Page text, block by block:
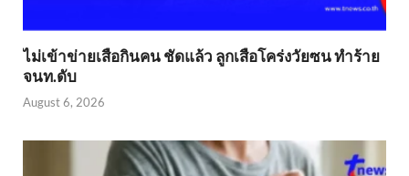
ไม่เข้าข่าย​เสือกินคน ชัดแล้ว ลูกเสือโคร่งวัยซน ทำร้าย
จนท.ดับ
August 6, 2026